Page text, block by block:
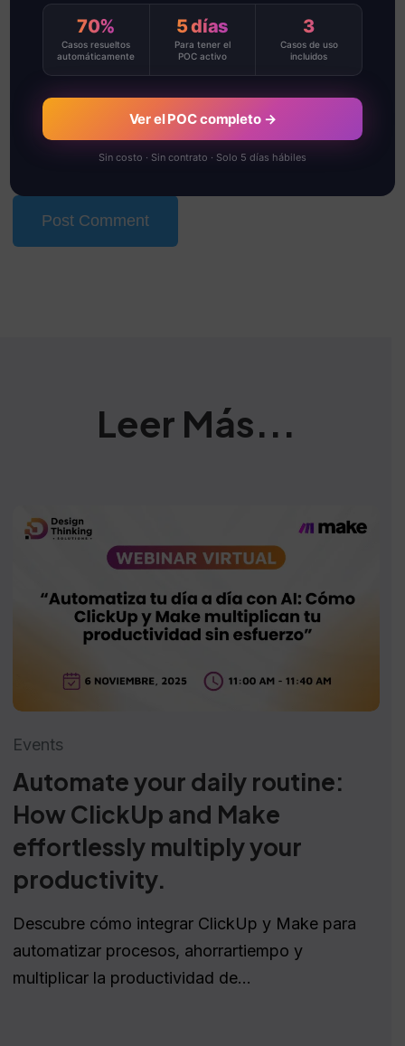
Leer Más...
Events
Automate your daily routine:
How ClickUp and Make
effortlessly multiply your
productivity.
Descubre cómo integrar ClickUp y Make para
automatizar procesos, ahorrartiempo y
multiplicar la productividad de...
70%
Casos resueltos
automáticamente
5 días
Para tener el
POC activo
3
Casos de uso
incluidos
Ver el POC completo →
Sin costo · Sin contrato · Solo 5 días hábiles